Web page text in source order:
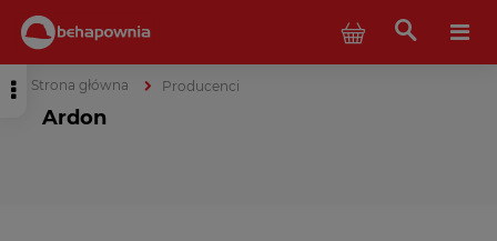
Strona główna Producenci
Ardon